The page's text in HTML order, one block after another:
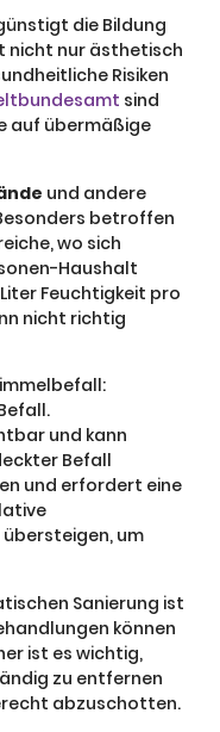
die Bildung
nicht nur ästhetisch
Risiken
sind
auf übermäßige
und andere
betroffen
wo sich
Haushalt
Feuchtigkeit pro
nicht richtig
und kann
Befall
und erfordert eine
um
Sanierung ist
können
ist es wichtig,
zu entfernen
abzuschotten.